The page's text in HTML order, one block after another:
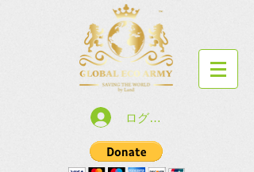
ログイン